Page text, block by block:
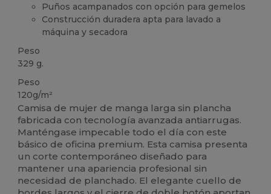
Puños acampanados con opción para gemelos
Construcción duradera apta para lavado a
máquina y secadora
Peso
329 g.
Peso
120g/m²
Camisa de mujer de manga larga sin plancha
fabricada con tecnología avanzada antiarrugas.
Manténgase impecable todo el día con este
básico de oficina premium. Esta camisa presenta
un corte contemporáneo diseñado para
mantener una apariencia profesional sin
necesidad de planchado. El elegante cuello de